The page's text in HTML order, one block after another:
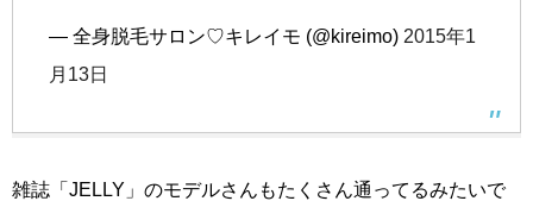
— 全身脱毛サロン♡キレイモ (@kireimo) 2015年1
月13日
雑誌「JELLY」のモデルさんもたくさん通ってるみたいで